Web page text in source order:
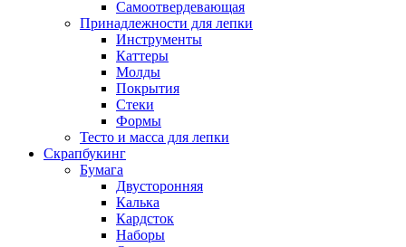
Самоотвердевающая
Принадлежности для лепки
Инструменты
Каттеры
Молды
Покрытия
Стеки
Формы
Тесто и масса для лепки
Скрапбукинг
Бумага
Двусторонняя
Калька
Кардсток
Наборы